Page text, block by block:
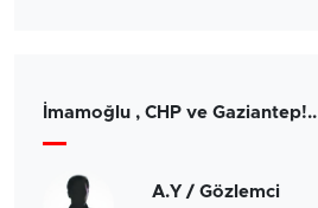
İmamoğlu , CHP ve Gaziantep!..
A.Y / Gözlemci